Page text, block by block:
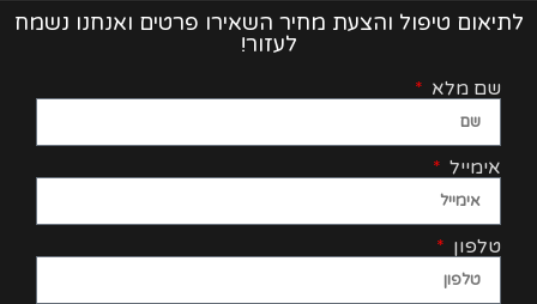
לתיאום טיפול והצעת מחיר השאירו פרטים ואנחנו נשמח
לעזור!
שם מלא
אימייל
טלפון